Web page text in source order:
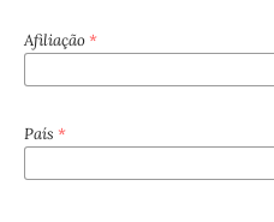
Afiliação *
País *